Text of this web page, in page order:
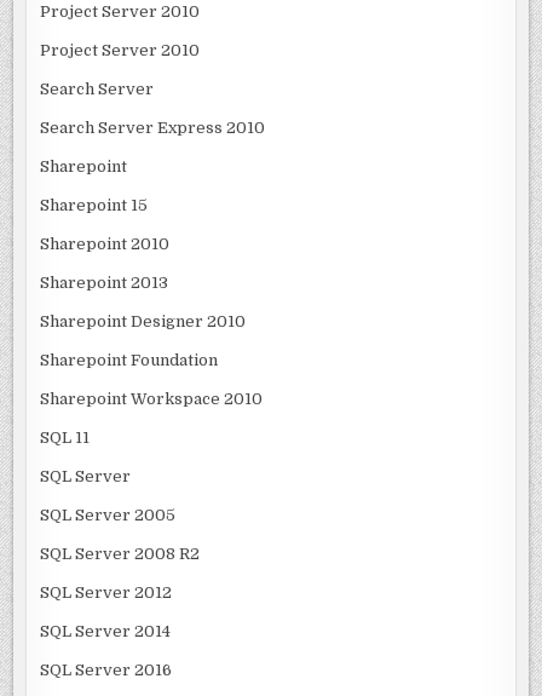
Project Server 2010
Project Server 2010
Search Server
Search Server Express 2010
Sharepoint
Sharepoint 15
Sharepoint 2010
Sharepoint 2013
Sharepoint Designer 2010
Sharepoint Foundation
Sharepoint Workspace 2010
SQL 11
SQL Server
SQL Server 2005
SQL Server 2008 R2
SQL Server 2012
SQL Server 2014
SQL Server 2016